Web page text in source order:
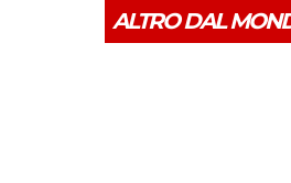
ALTRO DAL